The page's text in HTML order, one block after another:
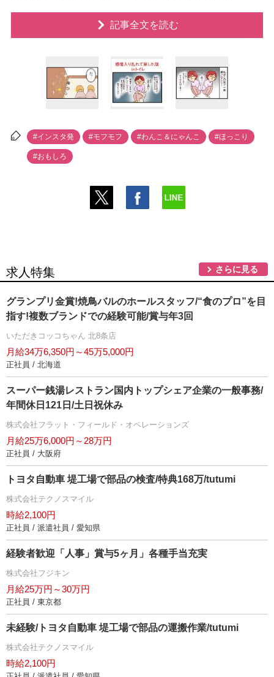
記事全文を読む
#インスタ発 #モフモフ #わんこ＆にゃんこ #ほっこり
#おもしろ
求人特集 さらに見る
グランプリ金賞!焼鳥バルのホールスタッフ/“食のプロ”を目
指す!複数ブランドでの経験可能/賞与年3回
いただきコッコちゃん 北8条店
月給34万6,350円～45万5,000円
正社員 / 北海道
スーパー銭湯レストラン国内トップシェア企業の一般事務/
年間休日121日/土日祝休み
株式会社フラット・フィールド・オペレーションズ
月給25万6,000円～28万円
正社員 / 大阪府
トヨタ自動車 堤工場で部品の検査/特典168万/tutumi
株式会社テクノスマイル
時給2,100円
正社員 / 派遣社員 / 愛知県
経験者歓迎「人事」賞与5ヶ月」各種手当充実
株式会社フジキン
月給25万円～30万円
正社員 / 東京都
未経験/トヨタ自動車 堤工場で部品の運搬作業/tutumi
株式会社テクノスマイル
時給2,100円